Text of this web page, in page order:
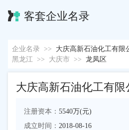
客套企业名录
企业名录 >>
大庆高新石油化工有限
黑龙江
>> 大庆市 >> 龙凤区
大庆高新石油化工有限
注册资本： 5540万(元)
成立时间： 2018-08-16